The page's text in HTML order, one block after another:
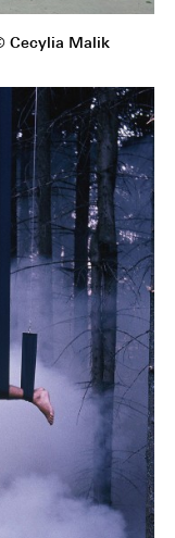
Cecylia Malik